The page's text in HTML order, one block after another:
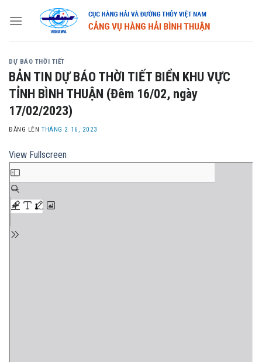
DỰ BÁO THỜI TIẾT
BẢN TIN DỰ BÁO THỜI TIẾT BIỂN KHU VỰC
TỈNH BÌNH THUẬN (Đêm 16/02, ngày
17/02/2023)
ĐĂNG LÊNTHÁNG 2 16, 2023
View Fullscreen